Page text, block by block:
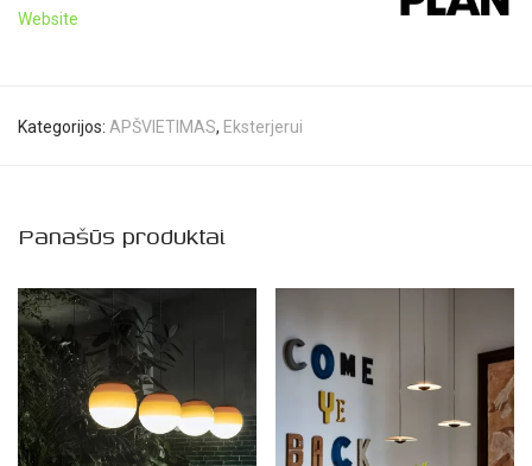
Website
Kategorijos: APŠVIETIMAS, Eksterjerui
Panašūs produktai